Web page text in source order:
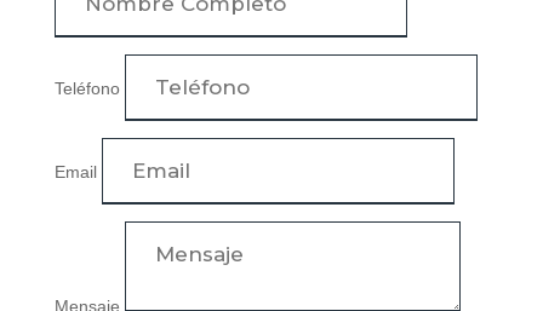
Teléfono
Email
Mensaje